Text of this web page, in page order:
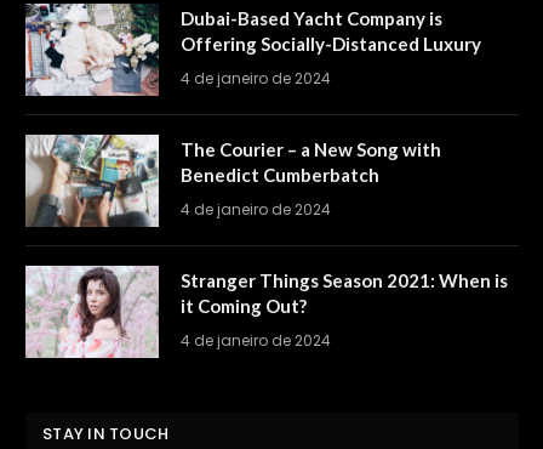
Dubai-Based Yacht Company is
Offering Socially-Distanced Luxury
4 de janeiro de 2024
The Courier – a New Song with
Benedict Cumberbatch
4 de janeiro de 2024
Stranger Things Season 2021: When is
it Coming Out?
4 de janeiro de 2024
STAY IN TOUCH